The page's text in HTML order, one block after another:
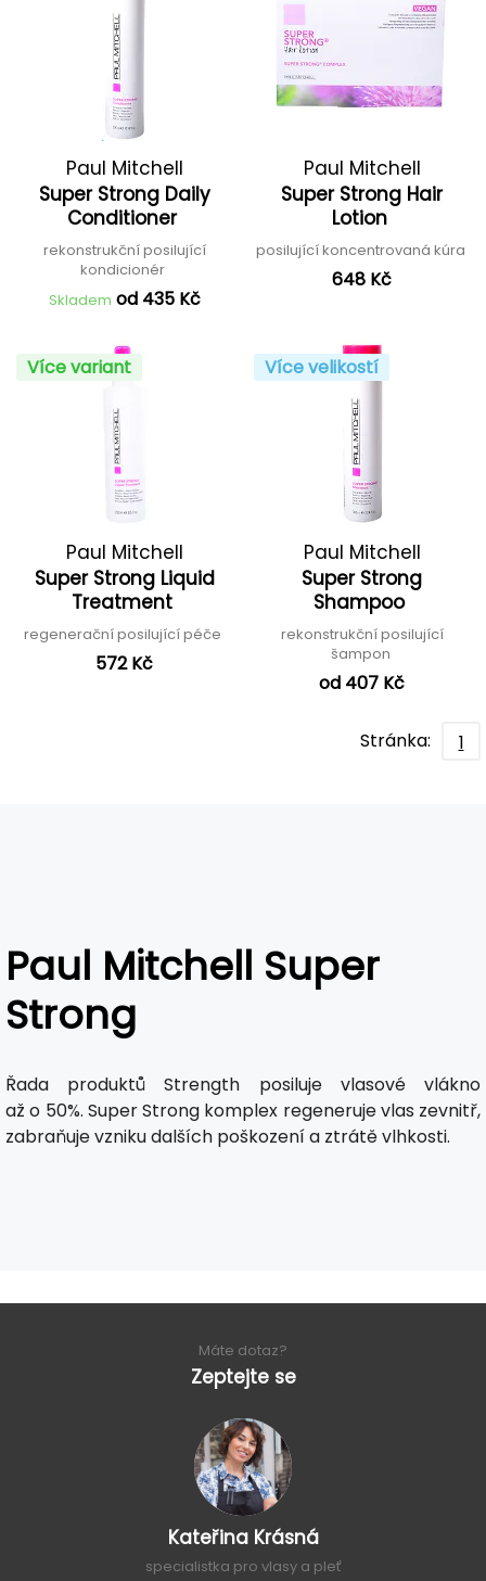
Paul Mitchell
Super Strong Daily
Conditioner
rekonstrukční posilující
kondicionér
Skladem od 435 Kč
Paul Mitchell
Super Strong Hair
Lotion
posilující koncentrovaná kúra
648 Kč
Více variant
Paul Mitchell
Super Strong Liquid
Treatment
regenerační posilující péče
572 Kč
Více velikostí
Paul Mitchell
Super Strong
Shampoo
rekonstrukční posilující
šampon
od 407 Kč
Stránka: 1
Paul Mitchell Super
Strong
Řada produktů Strength posiluje vlasové vlákno
až o 50%. Super Strong komplex regeneruje vlas zevnitř,
zabraňuje vzniku dalších poškození a ztrátě vlhkosti.
Máte dotaz?
Zeptejte se
Kateřina Krásná
specialistka pro vlasy a pleť